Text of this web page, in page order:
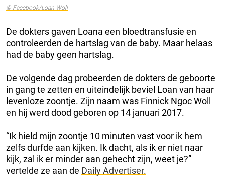
© Facebook/Loan Woll
De dokters gaven Loana een bloedtransfusie en
controleerden de hartslag van de baby. Maar helaas
had de baby geen hartslag.
De volgende dag probeerden de dokters de geboorte
in gang te zetten en uiteindelijk beviel Loan van haar
levenloze zoontje. Zijn naam was Finnick Ngoc Woll
en hij werd dood geboren op 14 januari 2017.
“Ik hield mijn zoontje 10 minuten vast voor ik hem
zelfs durfde aan kijken. Ik dacht, als ik er niet naar
kijk, zal ik er minder aan gehecht zijn, weet je?”
vertelde ze aan de Daily Advertiser.